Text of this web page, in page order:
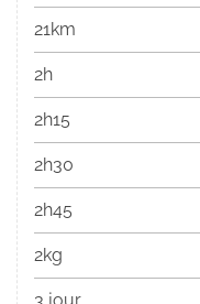
21km
2h
2h15
2h30
2h45
2kg